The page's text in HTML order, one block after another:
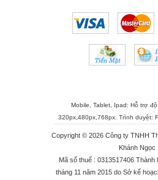
Mobile, Tablet, Ipad: Hỗ trợ
320px,480px,768px. Trình duyệt:
Copyright © 2026 Công ty TNHH
Khánh Ngọc
Mã số thuế : 0313517406 Thành
tháng 11 năm 2015 do Sở kế